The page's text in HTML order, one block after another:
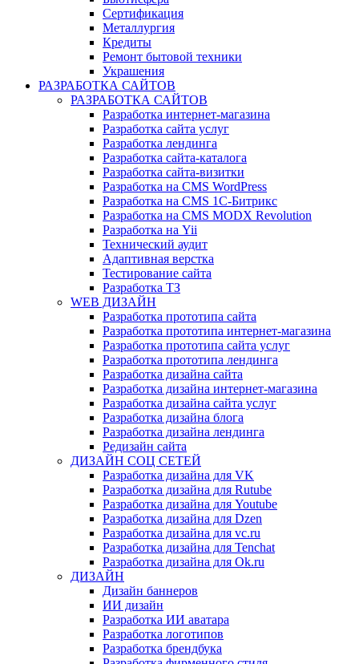
Сертификация
Металлургия
Кредиты
Ремонт бытовой техники
Украшения
РАЗРАБОТКА САЙТОВ
РАЗРАБОТКА САЙТОВ
Разработка интернет-магазина
Разработка сайта услуг
Разработка лендинга
Разработка сайта-каталога
Разработка сайта-визитки
Разработка на CMS WordPress
Разработка на CMS 1С-Битрикс
Разработка на CMS MODX Revolution
Разработка на Yii
Технический аудит
Адаптивная верстка
Тестирование сайта
Разработка ТЗ
WEB ДИЗАЙН
Разработка прототипа сайта
Разработка прототипа интернет-магазина
Разработка прототипа сайта услуг
Разработка прототипа лендинга
Разработка дизайна сайта
Разработка дизайна интернет-магазина
Разработка дизайна сайта услуг
Разработка дизайна блога
Разработка дизайна лендинга
Редизайн сайта
ДИЗАЙН СОЦ СЕТЕЙ
Разработка дизайна для VK
Разработка дизайна для Rutube
Разработка дизайна для Youtube
Разработка дизайна для Dzen
Разработка дизайна для vc.ru
Разработка дизайна для Tenchat
Разработка дизайна для Ok.ru
ДИЗАЙН
Дизайн баннеров
ИИ дизайн
Разработка ИИ аватара
Разработка логотипов
Разработка брендбука